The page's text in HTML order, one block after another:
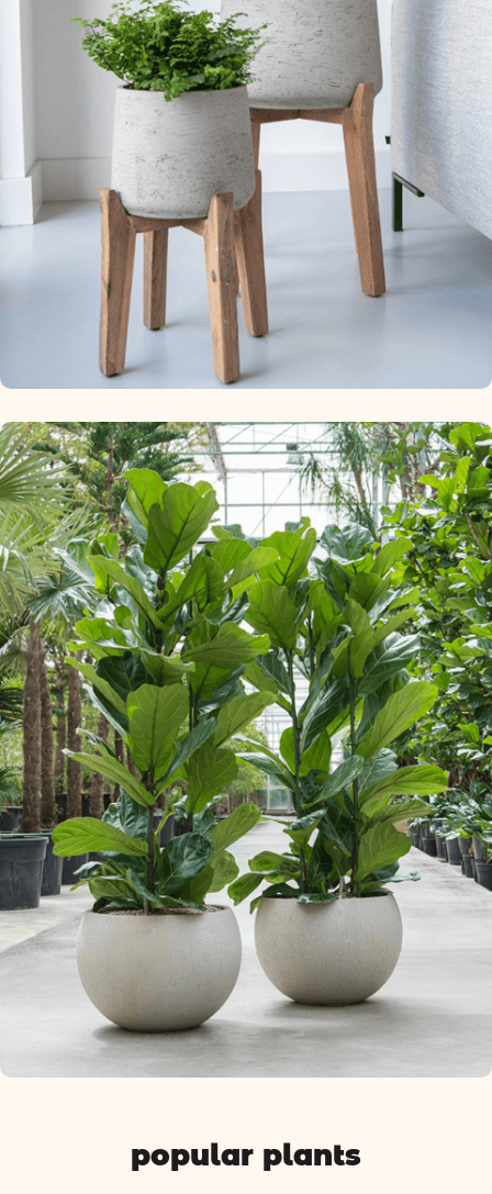
popular plants